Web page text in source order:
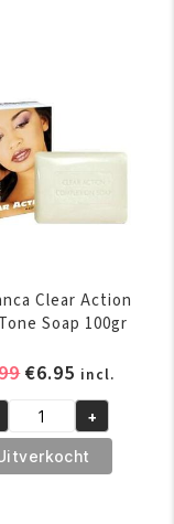
Clear Action
Soap 100gr
was:
€8.99.
€6.95 Huidige
prijs
is:
€6.95.
incl.
+